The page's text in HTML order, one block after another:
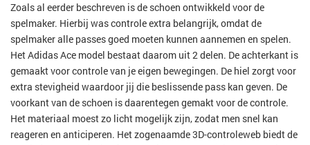
Zoals al eerder beschreven is de schoen ontwikkeld voor de
spelmaker. Hierbij was controle extra belangrijk, omdat de
spelmaker alle passes goed moeten kunnen aannemen en spelen.
Het Adidas Ace model bestaat daarom uit 2 delen. De achterkant is
gemaakt voor controle van je eigen bewegingen. De hiel zorgt voor
extra stevigheid waardoor jij die beslissende pass kan geven. De
voorkant van de schoen is daarentegen gemakt voor de controle.
Het materiaal moest zo licht mogelijk zijn, zodat men snel kan
reageren en anticiperen. Het zogenaamde 3D-controleweb biedt de